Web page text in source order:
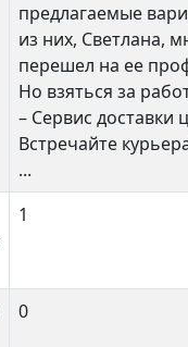
предлагаемые
из них, Светлана,
перешел на ее
Но взяться за
– Сервис доставки
Встречайте
...
1
0